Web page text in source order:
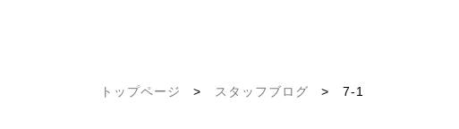
トップページ > スタッフブログ > 7-1